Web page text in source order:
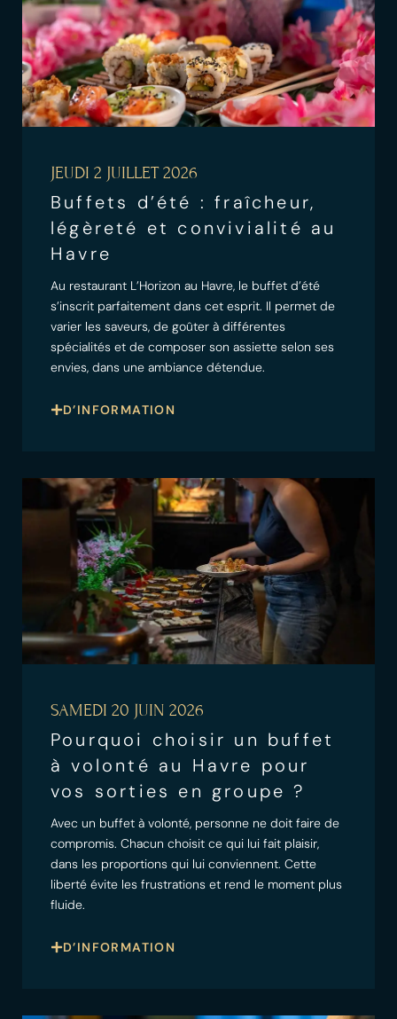
JEUDI 2 JUILLET 2026
Buffets d’été : fraîcheur,
légèreté et convivialité au
Havre
Au restaurant L’Horizon au Havre, le buffet d’été
s’inscrit parfaitement dans cet esprit. Il permet de
varier les saveurs, de goûter à différentes
spécialités et de composer son assiette selon ses
envies, dans une ambiance détendue.
D’INFORMATION
SAMEDI 20 JUIN 2026
Pourquoi choisir un buffet
à volonté au Havre pour
vos sorties en groupe ?
Avec un buffet à volonté, personne ne doit faire de
compromis. Chacun choisit ce qui lui fait plaisir,
dans les proportions qui lui conviennent. Cette
liberté évite les frustrations et rend le moment plus
fluide.
D’INFORMATION